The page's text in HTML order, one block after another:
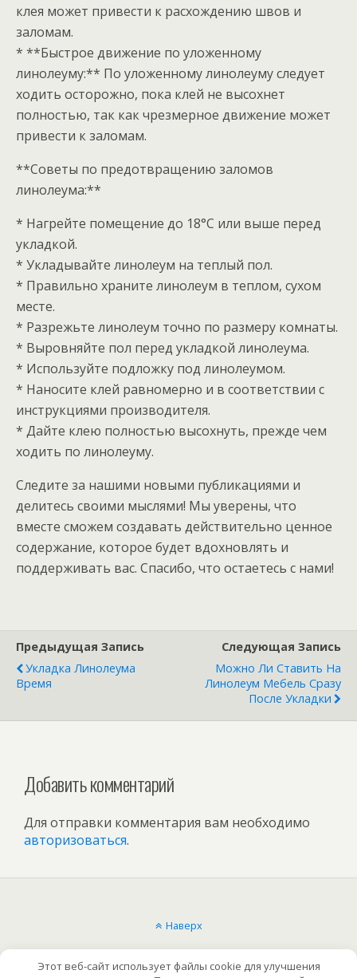
клея может привести к расхождению швов и
заломам.
* **Быстрое движение по уложенному
линолеуму:** По уложенному линолеуму следует
ходить осторожно, пока клей не высохнет
полностью, так как чрезмерное движение может
привести к заломам.
**Советы по предотвращению заломов
линолеума:**
* Нагрейте помещение до 18°C или выше перед
укладкой.
* Укладывайте линолеум на теплый пол.
* Правильно храните линолеум в теплом, сухом
месте.
* Разрежьте линолеум точно по размеру комнаты.
* Выровняйте пол перед укладкой линолеума.
* Используйте подложку под линолеумом.
* Наносите клей равномерно и в соответствии с
инструкциями производителя.
* Дайте клею полностью высохнуть, прежде чем
ходить по линолеуму.
Следите за нашими новыми публикациями и
делитесь своими мыслями! Мы уверены, что
вместе сможем создавать действительно ценное
содержание, которое будет вдохновлять и
поддерживать вас. Спасибо, что остаетесь с нами!
Предыдущая Запись
Укладка Линолеума
Время
Следующая Запись
Можно Ли Ставить На
Линолеум Мебель Сразу
После Укладки
Добавить комментарий
Для отправки комментария вам необходимо
авторизоваться.
Наверх
Мобильн. Компьютерная
Этот веб-сайт использует файлы cookie для улучшения